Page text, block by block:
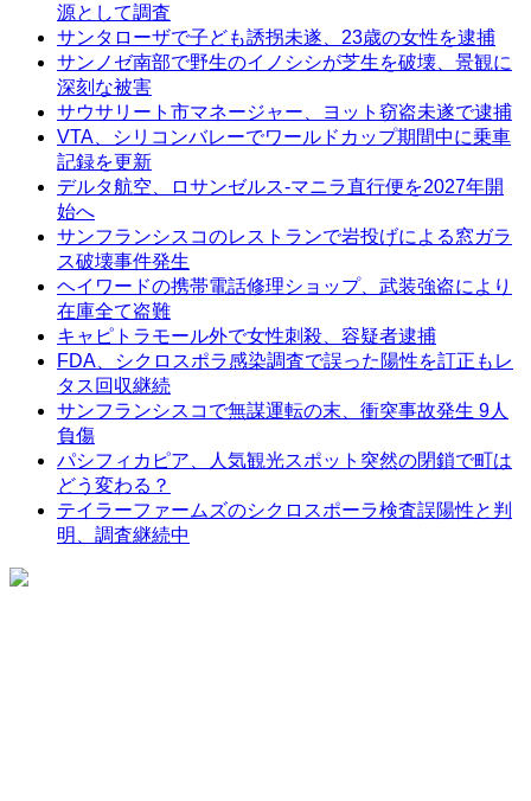
源として調査
サンタローザで子ども誘拐未遂、23歳の女性を逮捕
サンノゼ南部で野生のイノシシが芝生を破壊、景観に
深刻な被害
サウサリート市マネージャー、ヨット窃盗未遂で逮捕
VTA、シリコンバレーでワールドカップ期間中に乗車
記録を更新
デルタ航空、ロサンゼルス-マニラ直行便を2027年開
始へ
サンフランシスコのレストランで岩投げによる窓ガラ
ス破壊事件発生
ヘイワードの携帯電話修理ショップ、武装強盗により
在庫全て盗難
キャピトラモール外で女性刺殺、容疑者逮捕
FDA、シクロスポラ感染調査で誤った陽性を訂正もレ
タス回収継続
サンフランシスコで無謀運転の末、衝突事故発生 9人
負傷
パシフィカピア、人気観光スポット突然の閉鎖で町は
どう変わる？
テイラーファームズのシクロスポーラ検査誤陽性と判
明、調査継続中